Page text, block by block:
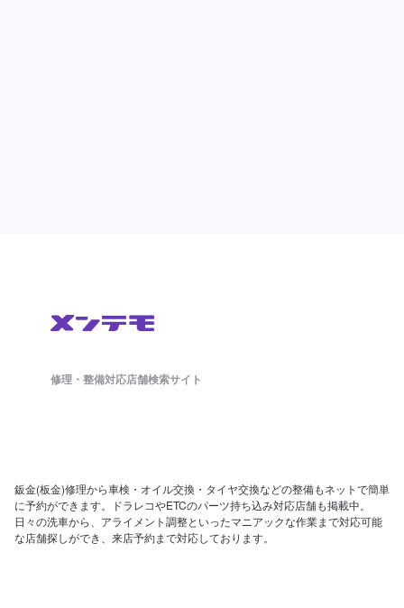
修理・整備対応店舗検索サイト
鈑金(板金)修理から車検・オイル交換・タイヤ交換などの整備もネットで簡単
に予約ができます。ドラレコやETCのパーツ持ち込み対応店舗も掲載中。
日々の洗車から、アライメント調整といったマニアックな作業まで対応可能
な店舗探しができ、来店予約まで対応しております。